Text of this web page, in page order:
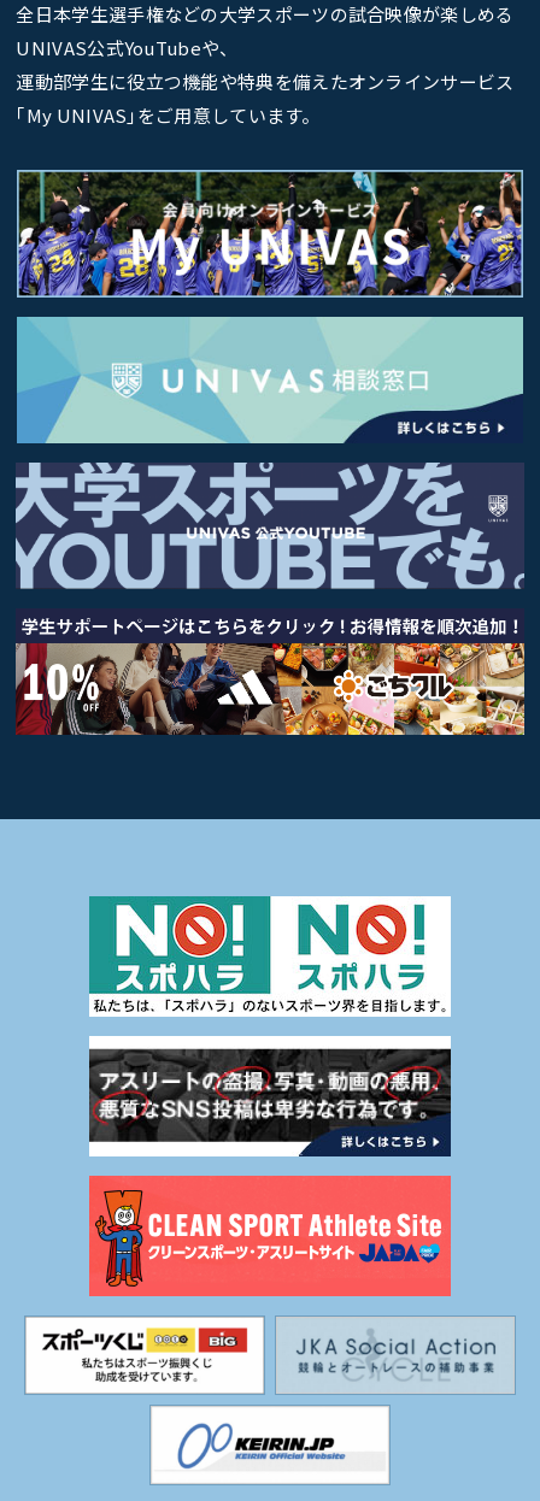
全日本学生選手権などの大学スポーツの試合映像が楽しめる
UNIVAS公式YouTubeや、
運動部学生に役立つ機能や特典を備えたオンラインサービス
｢My UNIVAS｣をご用意しています。